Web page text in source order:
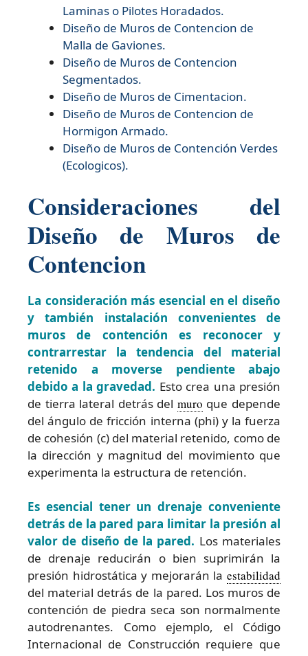
Laminas o Pilotes Horadados.
Diseño de Muros de Contencion de
Malla de Gaviones.
Diseño de Muros de Contencion
Segmentados.
Diseño de Muros de Cimentacion.
Diseño de Muros de Contencion de
Hormigon Armado.
Diseño de Muros de Contención Verdes
(Ecologicos).
Consideraciones del
Diseño de Muros de
Contencion
La consideración más esencial en el diseño
y también instalación convenientes de
muros de contención es reconocer y
contrarrestar la tendencia del material
retenido a moverse pendiente abajo
debido a la gravedad. Esto crea una presión
de tierra lateral detrás del muro que depende
del ángulo de fricción interna (phi) y la fuerza
de cohesión (c) del material retenido, como de
la dirección y magnitud del movimiento que
experimenta la estructura de retención.
Es esencial tener un drenaje conveniente
detrás de la pared para limitar la presión al
valor de diseño de la pared. Los materiales
de drenaje reducirán o bien suprimirán la
presión hidrostática y mejorarán la estabilidad
del material detrás de la pared. Los muros de
contención de piedra seca son normalmente
autodrenantes. Como ejemplo, el Código
Internacional de Construcción requiere que